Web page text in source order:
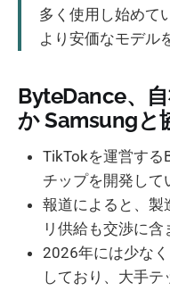
多く使用し始めて
より安価なモデル
ByteDance、
か Samsungと
TikTokを運営する
チップを開発して
報道によると、製
リ供給も交渉に含
2026年には少な
しており、大手